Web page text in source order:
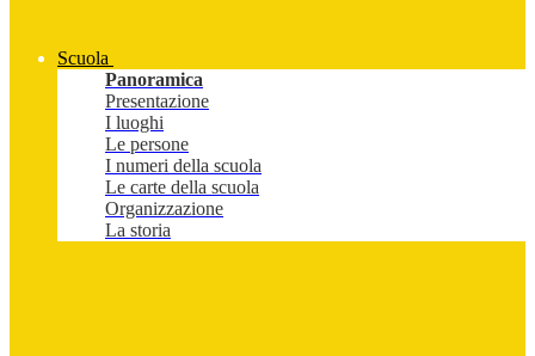
Scuola
Panoramica
Presentazione
I luoghi
Le persone
I numeri della scuola
Le carte della scuola
Organizzazione
La storia